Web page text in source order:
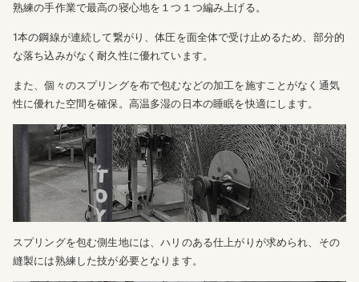
熟練の手作業で最高の寝心地を１つ１つ編み上げる。
1本の鋼線が連続して繋がり、体圧を面全体で受け止めるため、部分的
な落ち込みがなく耐久性に優れています。
また、個々のスプリングを布で包むなどの加工を施すことがなく通気
性に優れた空間を確保。高温多湿の日本の睡眠を快適にします。
スプリングを包む側生地には、ハリのある仕上がりが求められ、その
縫製には熟練した技が必要となります。